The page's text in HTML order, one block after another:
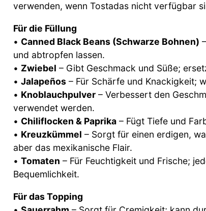
verwenden, wenn Tostadas nicht verfügbar
Für die Füllung
• Canned Black Beans (Schwarze Bohnen)
und abtropfen lassen.
• Zwiebel – Gibt Geschmack und Süße;
• Jalapeños – Für Schärfe und Knackigkeit;
• Knoblauchpulver – Verbessert den
verwendet werden.
• Chiliflocken & Paprika – Fügt Tiefe und
• Kreuzkümmel – Sorgt für einen erdigen,
aber das mexikanische Flair.
• Tomaten – Für Feuchtigkeit und Frische;
Bequemlichkeit.
Für das Topping